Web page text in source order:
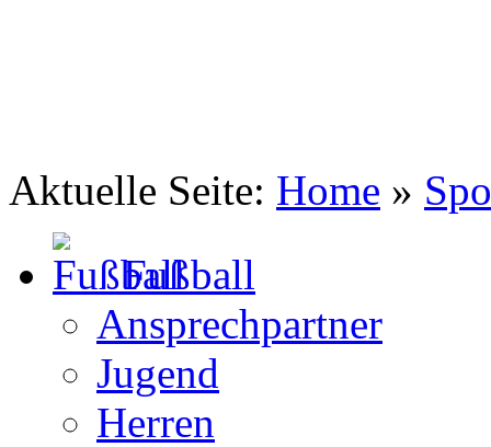
Aktuelle Seite: Home »
Fußball
Ansprechpartner
Jugend
Herren